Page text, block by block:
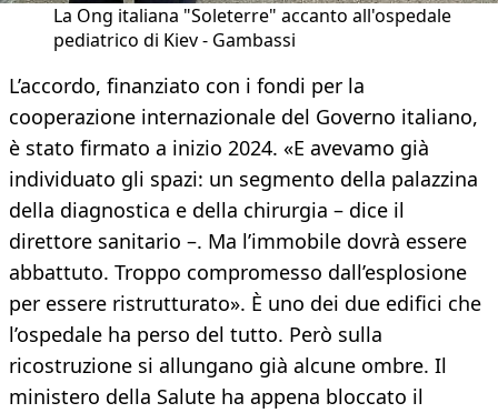
La Ong italiana "Soleterre" accanto all'ospedale
pediatrico di Kiev - Gambassi
L’accordo, finanziato con i fondi per la
cooperazione internazionale del Governo italiano,
è stato firmato a inizio 2024. «E avevamo già
individuato gli spazi: un segmento della palazzina
della diagnostica e della chirurgia – dice il
direttore sanitario –. Ma l’immobile dovrà essere
abbattuto. Troppo compromesso dall’esplosione
per essere ristrutturato». È uno dei due edifici che
l’ospedale ha perso del tutto. Però sulla
ricostruzione si allungano già alcune ombre. Il
ministero della Salute ha appena bloccato il